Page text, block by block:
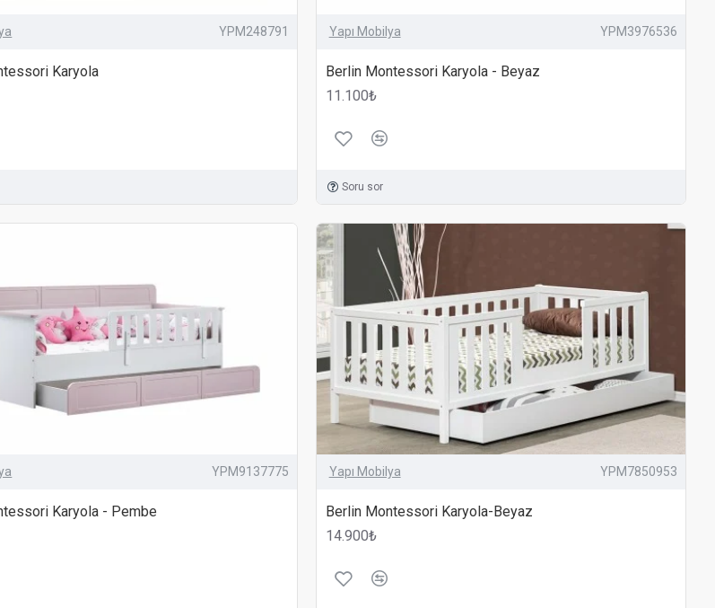
için hemen Montessori mobilya koleksiyonumuzu keşfedin ve çocuklarınızın gelişimini destekleyin!
YPM248791
Karyola
Yapı Mobilya YPM3976536
Berlin Montessori Karyola - Beyaz
11.100₺
Soru sor
YPM9137775
Karyola - Pembe
Yapı Mobilya YPM7850953
Berlin Montessori Karyola-Beyaz
14.900₺